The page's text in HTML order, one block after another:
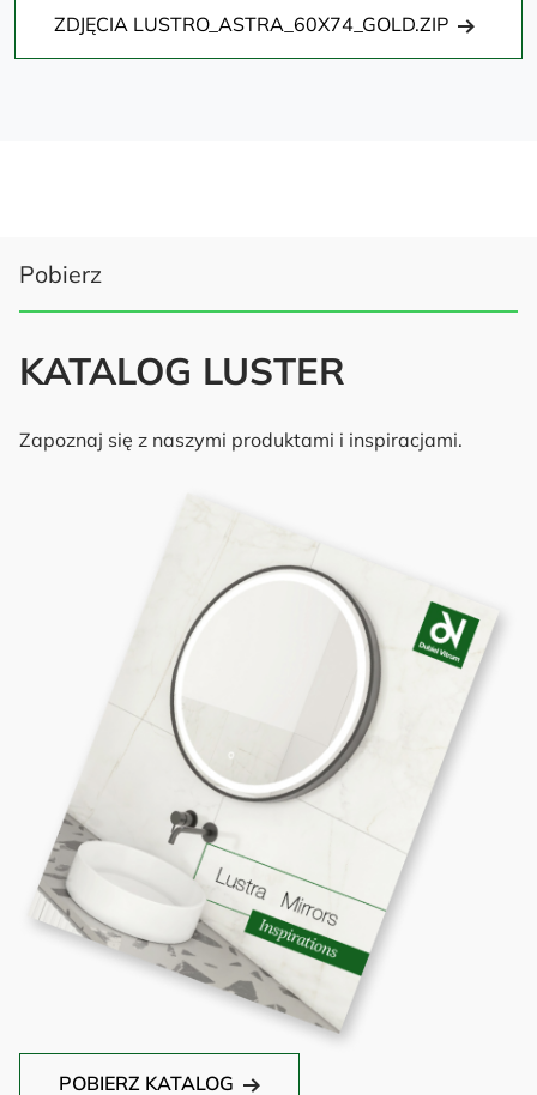
ZDJĘCIA LUSTRO_ASTRA_60X74_GOLD.ZIP
Pobierz
KATALOG LUSTER
Zapoznaj się z naszymi produktami i inspiracjami.
POBIERZ KATALOG